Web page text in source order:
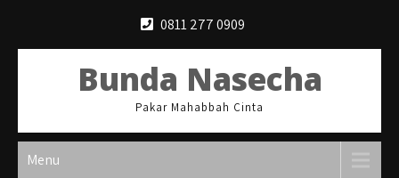
0811 277 0909
Bunda Nasecha
Pakar Mahabbah Cinta
Menu